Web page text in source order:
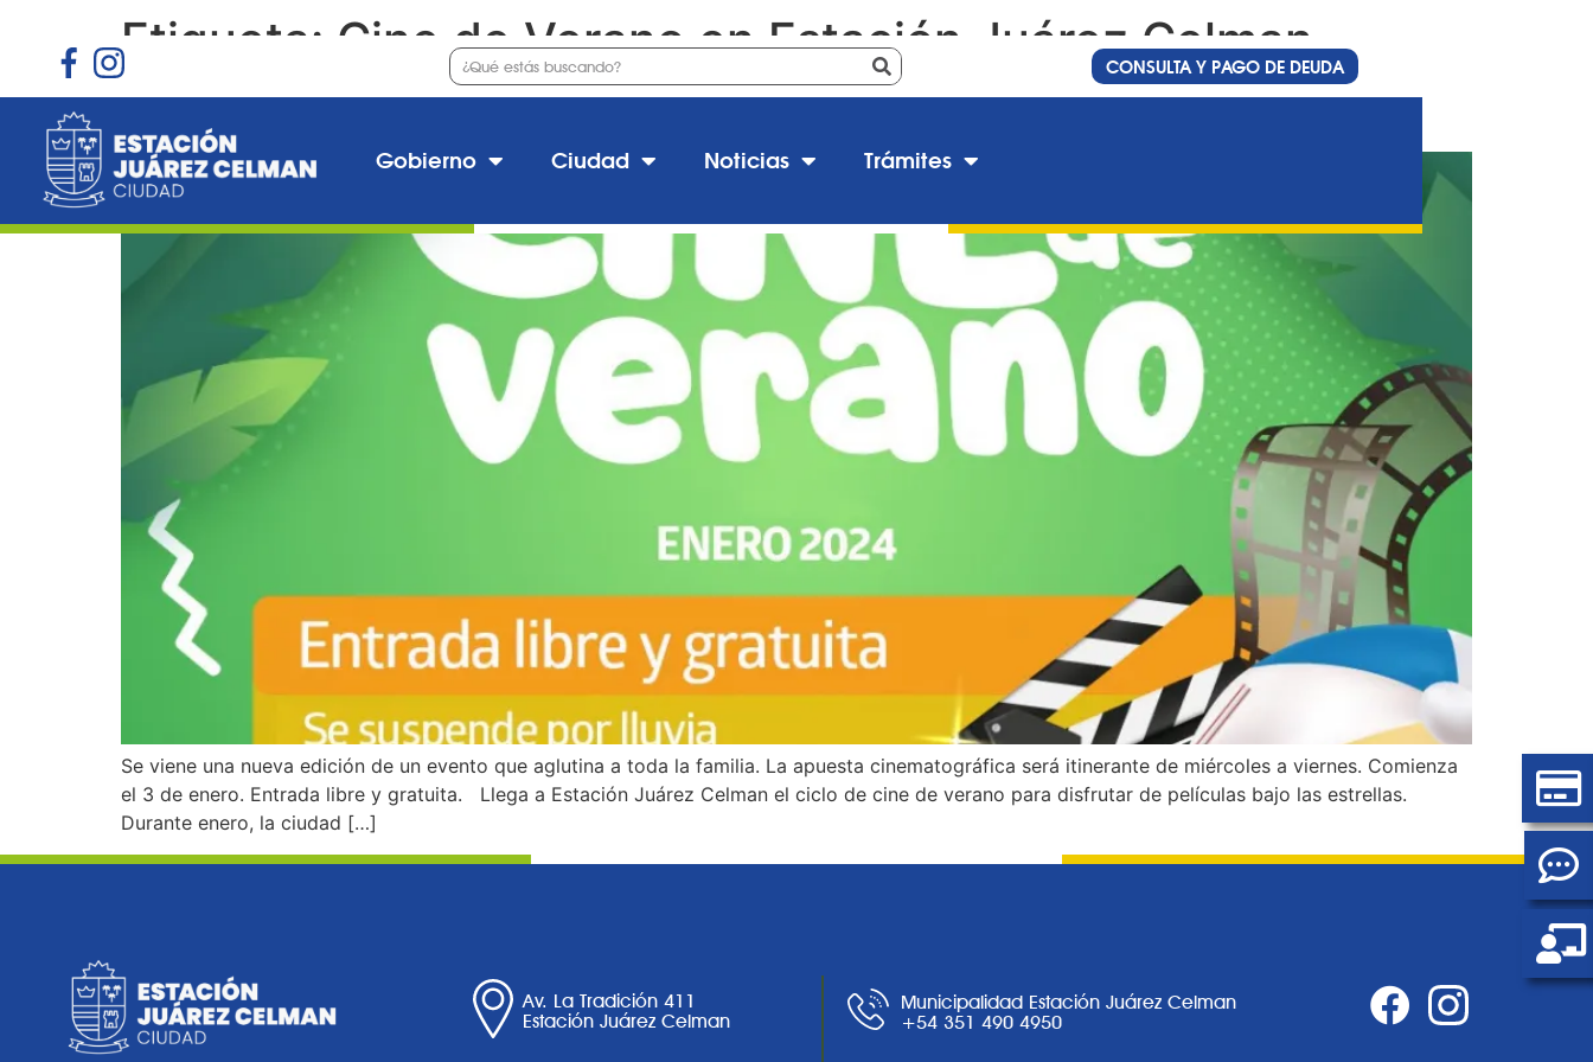
CONSULTA Y PAGO DE DEUDA
Gobierno Ciudad Noticias Trámites
Etiqueta: Cine de Verano en Estación Juárez Celman
Cine de Verano en Estación Juárez Celman
Se viene una nueva edición de un evento que aglutina a toda la familia. La apuesta cinematográfica será itinerante de miércoles a viernes. Comienza
el 3 de enero. Entrada libre y gratuita. Llega a Estación Juárez Celman el ciclo de cine de verano para disfrutar de películas bajo las estrellas.
Durante enero, la ciudad […]
Av. La Tradición 411
Estación Juárez Celman
Municipalidad Estación Juárez Celman
+54 351 490 4950